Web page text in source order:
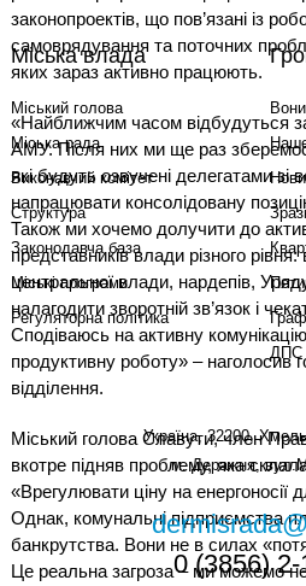
законопроектів, що пов’язані із
самоврядування та поточних
яких зараз активно працюють.
«Найближчим часом відбудуться
АМУ. Після них ми ще раз
які будуть озвучені делегатами зі
напрацювати консолідовану
Також ми хочемо долучити до
представників влади різного
центральної влади, нардепів,
налагодити зворотній зв’язок і
Сподіваюсь на активну
продуктивну роботу» – наголосив
відділення.
Міський голова Славути, член
вкотре підняв проблему, яка
«Врегулювати ціну на енергоносії
Однак, комунальні підприємства
банкрутства. Вони не в силах
Це реальна загроза – ми можемо
Міська влада
Міський голова
Міська рада
Виконавчий комітет
Структура
Законодавча база
Міські програми
Регуляторна політика
ДПС
Україна, 32200,
м. Деражня,
0 (3856)